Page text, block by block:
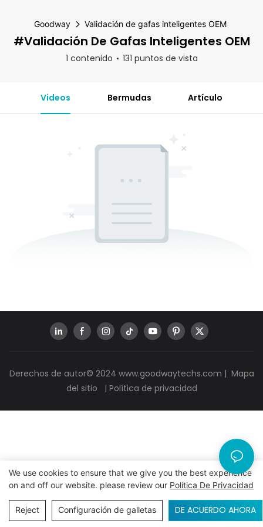
Goodway Validación de gafas inteligentes OEM
#Validación De Gafas Inteligentes OEM
1 contenido 131 puntos de vista
Videos Bermudas Artículo
Derechos de autor© 2024 www.goodwaytechs.com | Mapa
del sitio
| Política de privacidad
We use cookies to ensure that we give you the best experience
on and off our website. please review our Política De Privacidad
Reject Configuración de galletas DE ACUERDO AHORA